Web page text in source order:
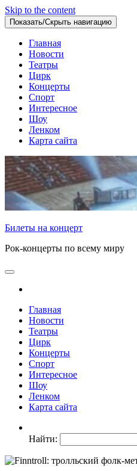
Skip to the content
Показать/Скрыть навигацию
Главная
Новости
Театры
Цирк
Концерты
Спорт
Интересное
Шоу
Ленком
Карта сайта
Билеты на концерт
Рок-концерты по всему миру
Главная
Новости
Театры
Цирк
Концерты
Спорт
Интересное
Шоу
Ленком
Карта сайта
Найти: